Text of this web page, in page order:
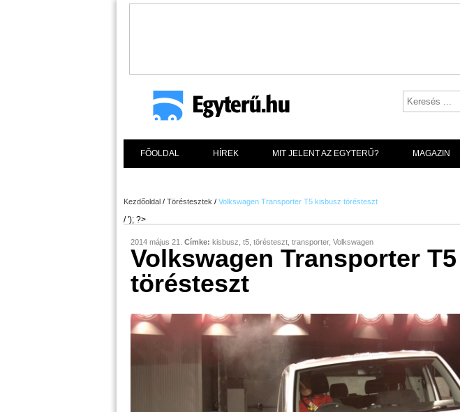
FŐOLDAL HÍREK MIT JELENT AZ EGYTERŰ? MAGAZIN
Kezdőoldal / Töréstesztek / Volkswagen Transporter T5 kisbusz törésteszt
/ '); ?>
2014 május 21. Címke: kisbusz t5 törésteszt transporter, Volkswagen
Volkswagen Transporter
törésteszt